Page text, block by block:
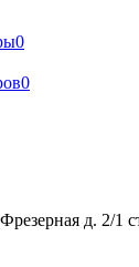
0
0
д. 2/1